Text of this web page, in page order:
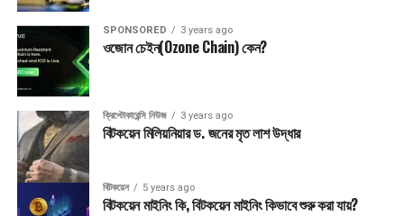
SPONSORED 3 years ago
ওজোন চেইন(Ozone Chain) কেন?
ক্রিপ্টোকারেন্সি নিউজ 3 years ago
বিটকয়েন মিলিয়নিয়ার ড. জনের মৃত লাশ উদ্ধার
বিটকয়েন 5 years ago
বিটকয়েন মাইনিং কি, বিটকয়েন মাইনিং কিভাবে শুরু করা যায়?